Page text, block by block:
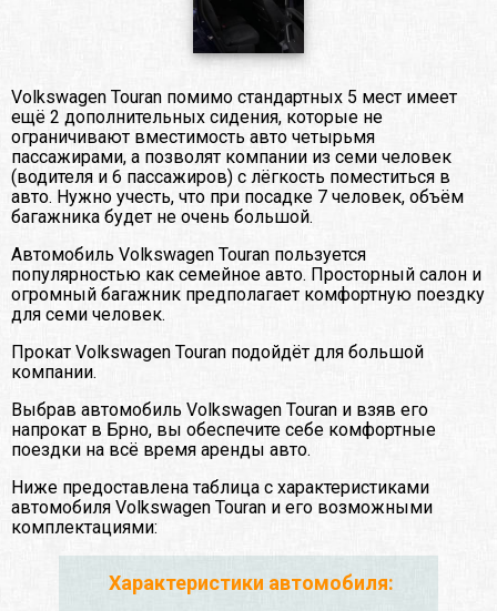
Volkswagen Touran помимо стандартных 5 мест имеет
ещё 2 дополнительных сидения, которые не
ограничивают вместимость авто четырьмя
пассажирами, а позволят компании из семи человек
(водителя и 6 пассажиров) с лёгкость поместиться в
авто. Нужно учесть, что при посадке 7 человек, объём
багажника будет не очень большой.
Автомобиль Volkswagen Touran пользуется
популярностью как семейное авто. Просторный салон и
огромный багажник предполагает комфортную поездку
для семи человек.
Прокат Volkswagen Touran подойдёт для большой
компании.
Выбрав автомобиль Volkswagen Touran и взяв его
напрокат в Брно, вы обеспечите себе комфортные
поездки на всё время аренды авто.
Ниже предоставлена таблица с характеристиками
автомобиля Volkswagen Touran и его возможными
комплектациями:
Характеристики автомобиля: